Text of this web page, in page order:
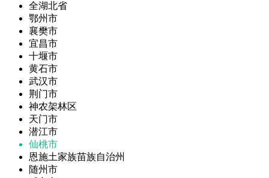
全湖北省
鄂州市
襄樊市
宜昌市
十堰市
黄石市
武汉市
荆门市
神农架林区
天门市
潜江市
仙桃市
恩施土家族苗族自治州
随州市